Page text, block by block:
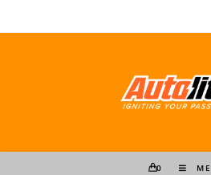
naar
0